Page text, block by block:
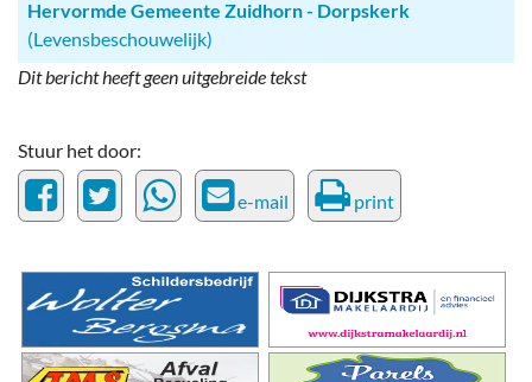
Hervormde Gemeente Zuidhorn - Dorpskerk
(Levensbeschouwelijk)
Dit bericht heeft geen uitgebreide tekst
Stuur het door:
e-mail print